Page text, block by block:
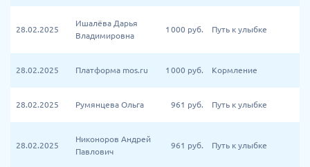
28.02.2025
Ишалёва Дарья
Владимировна
1 000 руб. Путь к улыбке
28.02.2025 Платформа mos.ru 1 000 руб. Кормление
28.02.2025 Румянцева Ольга 961 руб. Путь к улыбке
28.02.2025
Никоноров Андрей
Павлович
961 руб. Путь к улыбке